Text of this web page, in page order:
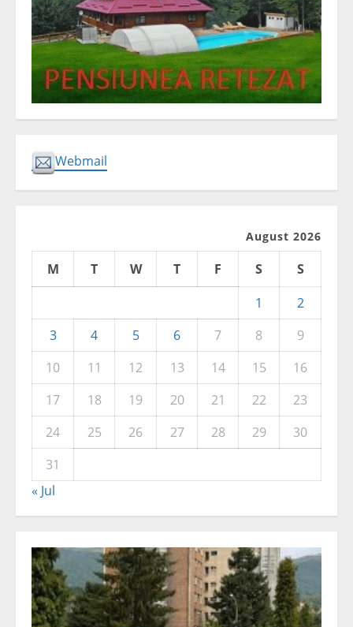
Webmail
August 2026
M T W T F S
S
1
2
3
4 5 6 7 8
9
10
11 12 13 14 15
16
17
18 19 20 21 22
23
24
25 26 27 28 29
30
31
« Jul